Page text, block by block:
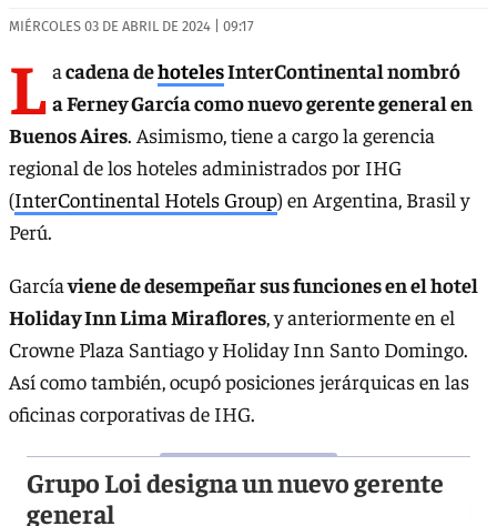
MIÉRCOLES 03 DE ABRIL DE 2024 | 09:17
L acadena dehotelesInterContinental nombró
a Ferney García como nuevo gerente general en
Buenos Aires. Asimismo, tiene a cargo la gerencia
regional de los hoteles administrados por IHG
(InterContinental Hotels Group) en Argentina, Brasil y
Perú.
Garcíaviene de desempeñar sus funciones en el hotel
Holiday Inn Lima Miraflores, y anteriormente en el
Crowne Plaza Santiago y Holiday Inn Santo Domingo.
Así como también, ocupó posiciones jerárquicas en las
oficinas corporativas de IHG.
Grupo Loi designa un nuevo gerente
general